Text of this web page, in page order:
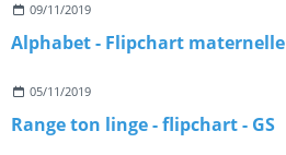
09/11/2019
Alphabet - Flipchart maternelle
05/11/2019
Range ton linge - flipchart - GS